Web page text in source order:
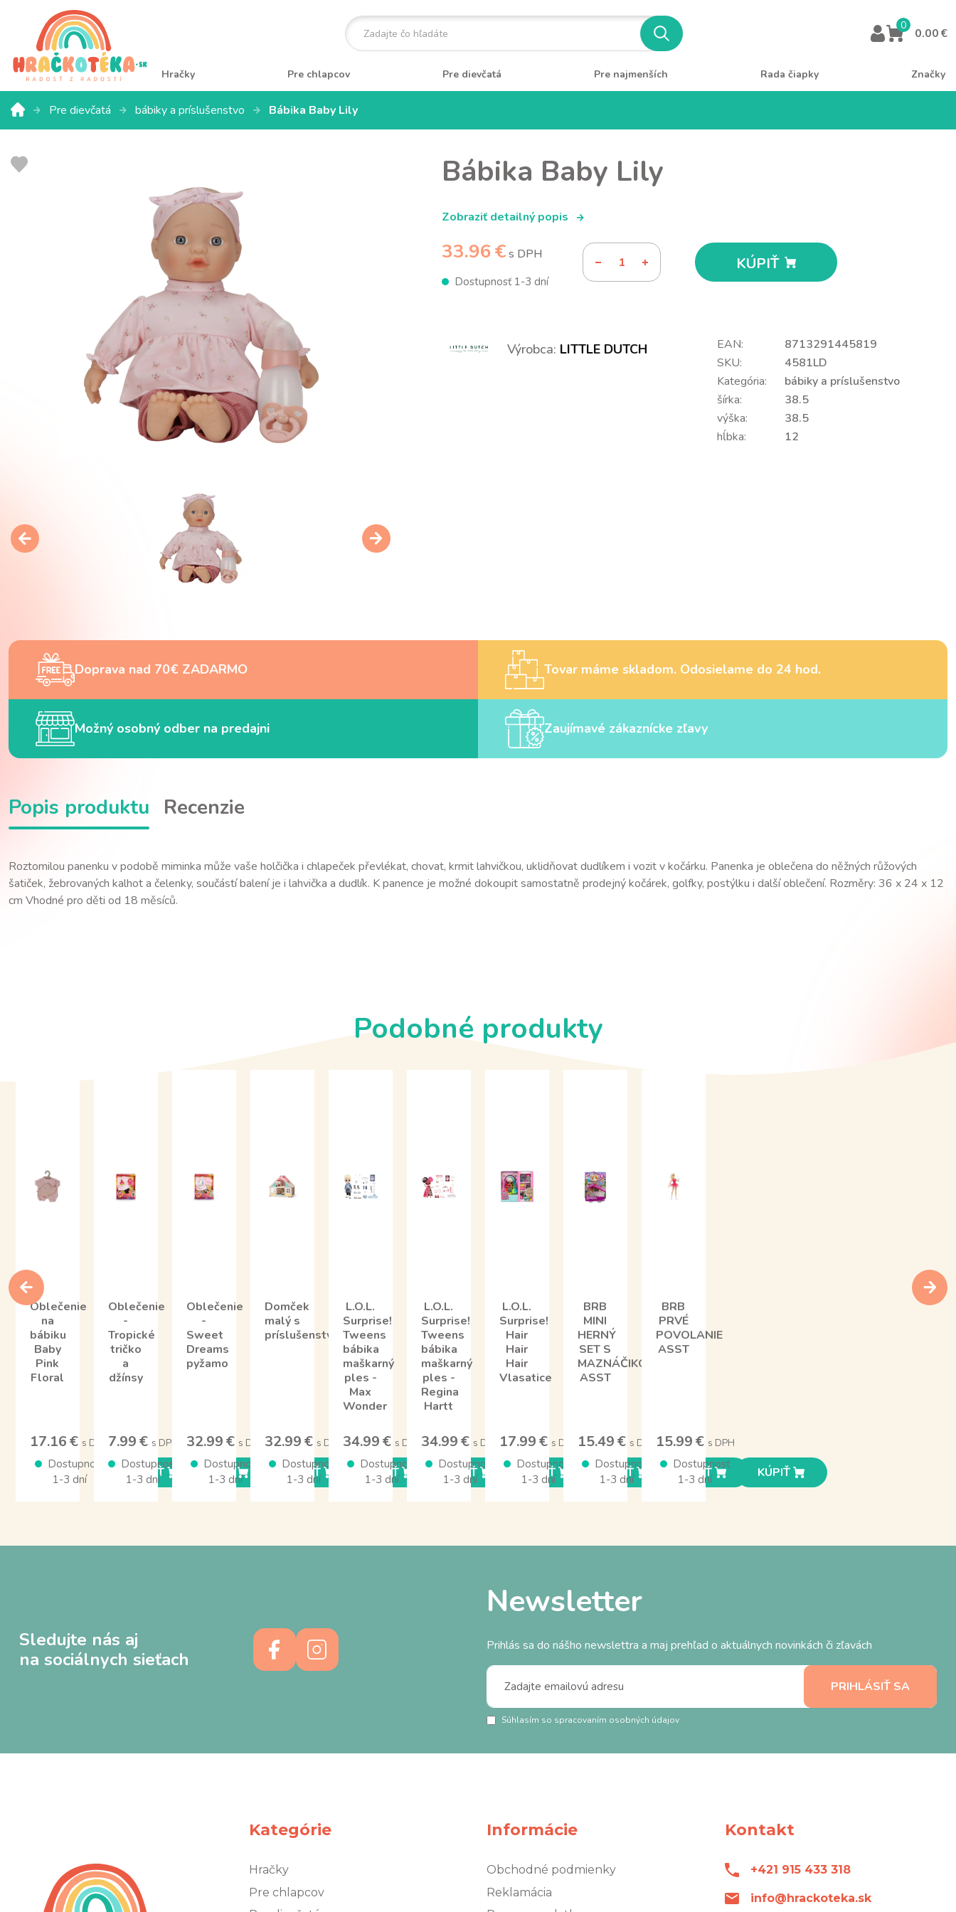
0
0.00 €
Hračky Pre chlapcov Pre dievčatá Pre najmenších Rada čiapky Značky
Pre dievčatá bábiky a príslušenstvo Bábika Baby Lily
Bábika Baby Lily
Zobraziť detailný popis
33.96 € s DPH
Dostupnosť 1-3 dní
KÚPIŤ
Výrobca: LITTLE DUTCH EAN:
8713291445819
SKU:
4581LD
Kategória:
bábiky a príslušenstvo
šírka:
38.5
výška:
38.5
hĺbka:
12
Doprava nad 70€ ZADARMO Tovar máme skladom. Odosielame do 24 hod.
Možný osobný odber na predajni Zaujímavé zákaznícke zľavy
Popis produktu Recenzie
Roztomilou panenku v podobě miminka může vaše holčička i chlapeček převlékat, chovat, krmit lahvičkou, uklidňovat dudlíkem i vozit v kočárku. Panenka je oblečena do něžných růžových
šatiček, žebrovaných kalhot a čelenky, součástí balení je i lahvička a dudlík. K panence je možné dokoupit samostatně prodejný kočárek, golfky, postýlku i další oblečení. Rozměry: 36 x 24 x 12
cm Vhodné pro děti od 18 měsíců.
Podobné produkty
Oblečenie
na
bábiku
Baby
Pink
Floral
17.16 € s DPH
Dostupnosť
1-3 dní
KÚPIŤ
Oblečenie
-
Tropické
tričko
a
džínsy
7.99 € s DPH
Dostupnosť
1-3 dní
KÚPIŤ
Oblečenie
-
Sweet
Dreams
pyžamo
32.99 € s DPH
Dostupnosť
1-3 dní
KÚPIŤ
Domček
malý s
príslušenstvom
32.99 € s DPH
Dostupnosť
1-3 dní
KÚPIŤ
L.O.L.
Surprise!
Tweens
bábika
maškarný
ples -
Max
Wonder
34.99 € s DPH
Dostupnosť
1-3 dní
KÚPIŤ
L.O.L.
Surprise!
Tweens
bábika
maškarný
ples -
Regina
Hartt
34.99 € s DPH
Dostupnosť
1-3 dní
KÚPIŤ
L.O.L.
Surprise!
Hair
Hair
Hair
Vlasatice
17.99 € s DPH
Dostupnosť
1-3 dní
KÚPIŤ
BRB
MINI
HERNÝ
SET S
MAZNÁČIKOM
ASST
15.49 € s DPH
Dostupnosť
1-3 dní
KÚPIŤ
BRB
PRVÉ
POVOLANIE
ASST
15.99 € s DPH
Dostupnosť
1-3 dní
KÚPIŤ
Sledujte nás aj
na sociálnych sieťach
Newsletter
Prihlás sa do nášho newslettra a maj prehľad o aktuálnych novinkách či zľavách
Súhlasím so spracovaním osobných údajov
Kategórie
Hračky
Pre chlapcov
Informácie
Obchodné podmienky
Reklamácia
Kontakt
+421 915 433 318
info@hrackoteka.sk